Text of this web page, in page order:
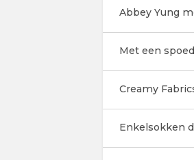
Abbey Yung
Met een
Creamy
Enkelsokken